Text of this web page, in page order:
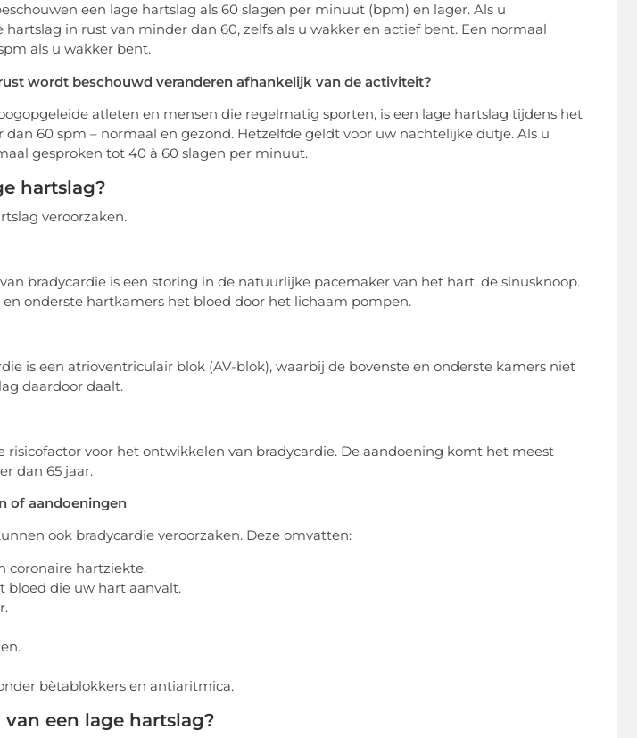
een lage hartslag als 60 slagen per minuut (bpm) en lager. Als u
in rust van minder dan 60, zelfs als u wakker en actief bent. Een normaal
als u wakker bent.
wordt beschouwd veranderen afhankelijk van de activiteit?
atleten en mensen die regelmatig sporten, is een lage hartslag tijdens het
60 spm – normaal en gezond. Hetzelfde geldt voor uw nachtelijke dutje. Als u
gesproken tot 40 à 60 slagen per minuut.
hartslag?
veroorzaken.
bradycardie is een storing in de natuurlijke pacemaker van het hart, de sinusknoop.
en onderste hartkamers het bloed door het lichaam pompen.
is een atrioventriculair blok (AV-blok), waarbij de bovenste en onderste kamers niet
daardoor daalt.
risicofactor voor het ontwikkelen van bradycardie. De aandoening komt het meest
dan 65 jaar.
of aandoeningen
ook bradycardie veroorzaken. Deze omvatten:
coronaire hartziekte.
bloed die uw hart aanvalt.
bètablokkers en antiaritmica.
een lage hartslag?